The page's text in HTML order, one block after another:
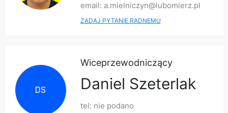
email: a.mielniczyn@lubomierz.pl
ZADAJ PYTANIE RADNEMU
DS
Wiceprzewodniczący
Daniel Szeterlak
tel: nie podano